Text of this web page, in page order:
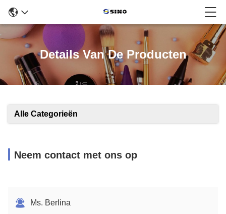
Details Van De Producten
Alle Categorieën
Neem contact met ons op
Ms. Berlina